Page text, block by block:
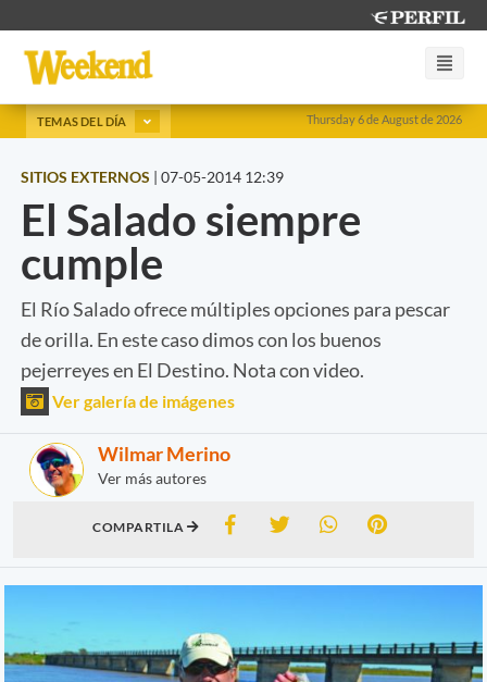
Thursday 6 de August de 2026
TEMAS DEL DÍA
SITIOS EXTERNOS | 07-05-2014 12:39
El Salado siempre
cumple
El Río Salado ofrece múltiples opciones para pescar
de orilla. En este caso dimos con los buenos
pejerreyes en El Destino. Nota con video.
Ver galería de imágenes
Wilmar Merino
Ver más autores
COMPARTILA